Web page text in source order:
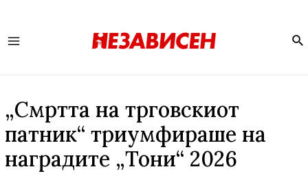
„Смртта на трговскиот
патник“ триумфираше на
наградите „Тони“ 2026